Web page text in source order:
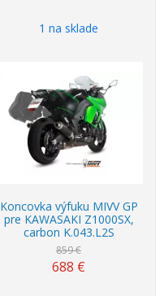
1 na sklade
Koncovka výfuku MIVV GP
pre KAWASAKI Z1000SX,
carbon K.043.L2S
859 €
688 €